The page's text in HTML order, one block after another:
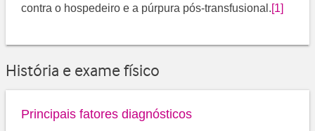
contra o hospedeiro e a púrpura pós-transfusional.[1]
História e exame físico
Principais fatores diagnósticos